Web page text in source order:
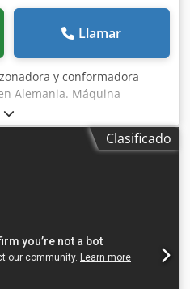
Llamar
y conformadora
Alemania. Máquina
Bihler en 2010, actualizado
nuevo control etc..
y estación de
por pantalla táctil. Embrague
Alimentación 400/480 V,
prensas de alta velocidad
Clasificado